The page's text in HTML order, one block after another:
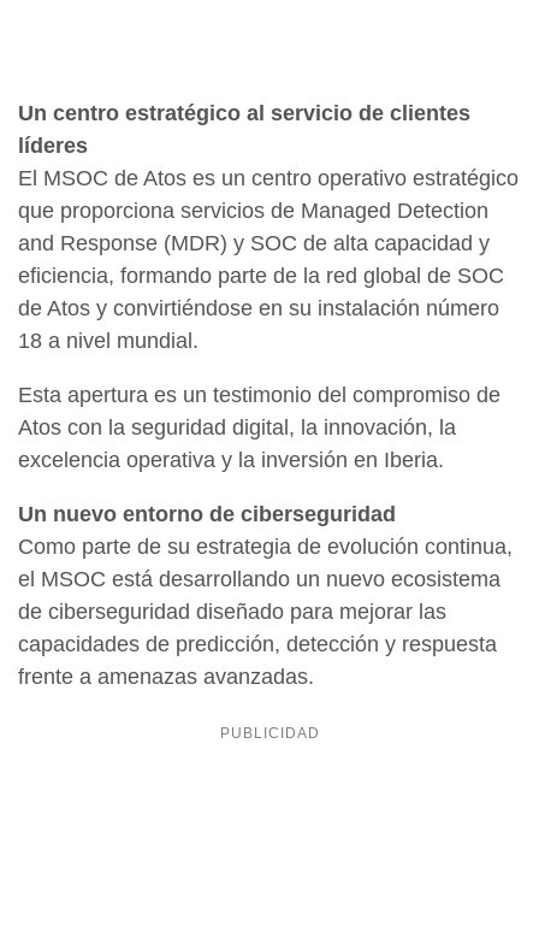
Un centro estratégico al servicio de clientes
líderes
El MSOC de Atos es un centro operativo estratégico
que proporciona servicios de Managed Detection
and Response (MDR) y SOC de alta capacidad y
eficiencia, formando parte de la red global de SOC
de Atos y convirtiéndose en su instalación número
18 a nivel mundial.
Esta apertura es un testimonio del compromiso de
Atos con la seguridad digital, la innovación, la
excelencia operativa y la inversión en Iberia.
Un nuevo entorno de ciberseguridad
Como parte de su estrategia de evolución continua,
el MSOC está desarrollando un nuevo ecosistema
de ciberseguridad diseñado para mejorar las
capacidades de predicción, detección y respuesta
frente a amenazas avanzadas.